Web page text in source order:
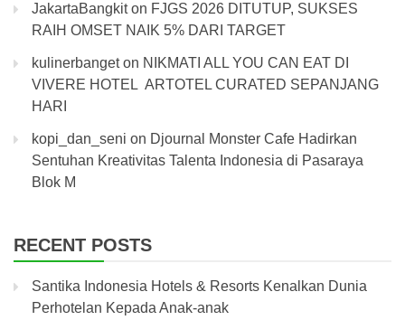
JakartaBangkiton FJGS 2026 DITUTUP, SUKSES
RAIH OMSET NAIK 5% DARI TARGET
kulinerbangeton NIKMATI ALL YOU CAN EAT DI
VIVERE HOTEL ARTOTEL CURATED SEPANJANG
HARI
kopi_dan_seni on Djournal Monster Cafe Hadirkan
Sentuhan Kreativitas Talenta Indonesia di Pasaraya
Blok M
RECENT POSTS
Santika Indonesia Hotels & Resorts Kenalkan Dunia
Perhotelan Kepada Anak-anak